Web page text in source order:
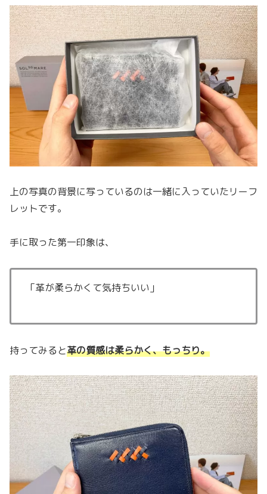
上の写真の背景に写っているのは一緒に入っていたリーフ
レットです。
手に取った第一印象は、
「革が柔らかくて気持ちいい」
持ってみると革の質感は柔らかく、もっちり。